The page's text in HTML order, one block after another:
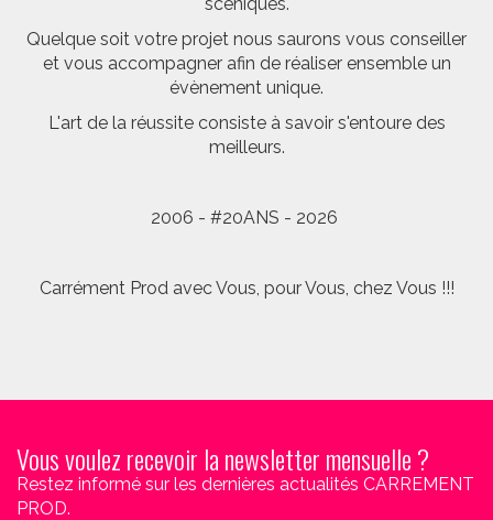
Quelque soit votre projet nous saurons vous conseiller
et vous accompagner afin de réaliser ensemble un
évènement unique.
L'art de la réussite consiste à savoir s'entoure des
meilleurs.
2006 - #20ANS - 2026
Carrément Prod avec Vous, pour Vous, chez Vous !!!
Vous voulez recevoir la newsletter mensuelle ?
Restez informé sur les dernières actualités CARREMENT
PROD.